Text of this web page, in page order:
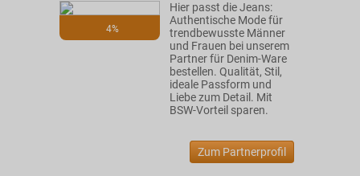
4%
Hier passt die Jeans:
Authentische Mode für
trendbewusste Männer
und Frauen bei unserem
Partner für Denim-Ware
bestellen. Qualität, Stil,
ideale Passform und
Liebe zum Detail. Mit
BSW-Vorteil sparen.
Zum Partnerprofil